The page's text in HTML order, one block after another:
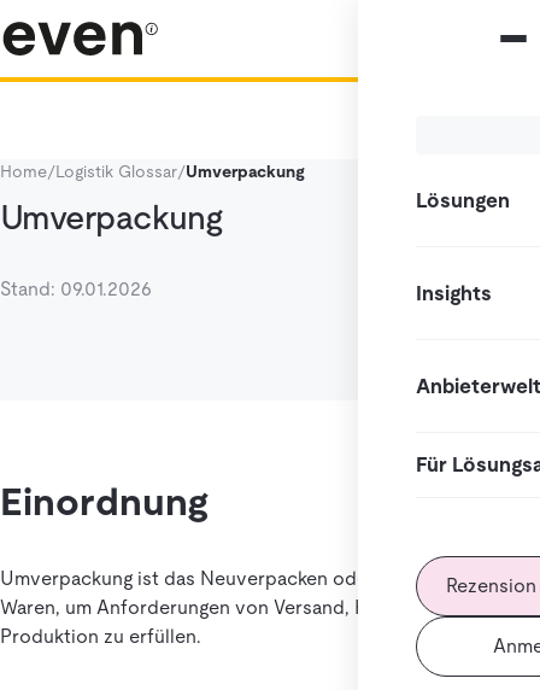
Lösungen
Insights
Anbieterwelt
Für
Home/Logistik Glossar/Umverpackung
Umverpackung
Stand: 09.01.2026
Einordnung
Umverpackung ist das Neuverpacken oder Umpacken von
Waren, um Anforderungen von Versand, Handel oder
Produktion zu erfüllen.